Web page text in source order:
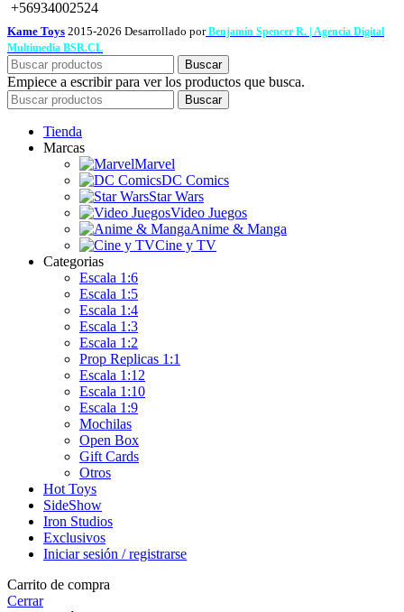
+56934002524
Kame Toys 2015-2026 Desarrollado porBenjamín Spencer R. | Agencia Digital
Multimedia BSR.CL
Buscar
Empiece a escribir para ver los productos que busca.
Buscar
Tienda
Marcas
Marvel
DC Comics
Star Wars
Video Juegos
Anime & Manga
Cine y TV
Categorias
Escala 1:6
Escala 1:5
Escala 1:4
Escala 1:3
Escala 1:2
Prop Replicas 1:1
Escala 1:12
Escala 1:10
Escala 1:9
Mochilas
Open Box
Gift Cards
Otros
Hot Toys
SideShow
Iron Studios
Exclusivos
Iniciar sesión / registrarse
Carrito de compra
Cerrar